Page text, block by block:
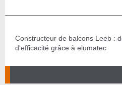
Constructeur de balcons Leeb :
d'efficacité grâce à elumatec